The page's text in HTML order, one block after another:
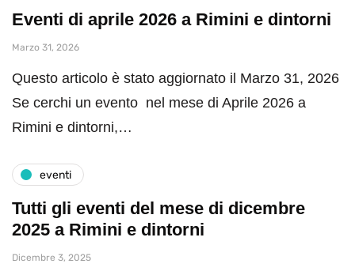
Eventi di aprile 2026 a Rimini e dintorni
Marzo 31, 2026
Questo articolo è stato aggiornato il Marzo 31, 2026
Se cerchi un evento nel mese di Aprile 2026 a
Rimini e dintorni,…
eventi
Tutti gli eventi del mese di dicembre
2025 a Rimini e dintorni
Dicembre 3, 2025